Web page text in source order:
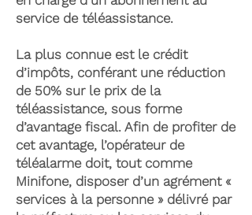
service de téléassistance.
La plus connue est le crédit
d’impôts, conférant une réduction
de 50% sur le prix de la
téléassistance, sous forme
d’avantage fiscal. Afin de profiter de
cet avantage, l’opérateur de
téléalarme doit, tout comme
Minifone, disposer d’un agrément «
services à la personne » délivré par